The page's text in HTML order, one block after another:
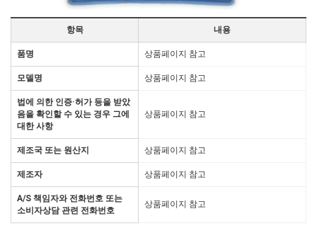
항목 내용
품명 상품페이지 참고
모델명 상품페이지 참고
법에 의한 인증·허가 등을 받았
음을 확인할 수 있는 경우 그에
대한 사항
상품페이지 참고
제조국 또는 원산지 상품페이지 참고
제조자 상품페이지 참고
A/S 책임자와 전화번호 또는
소비자상담 관련 전화번호
상품페이지 참고